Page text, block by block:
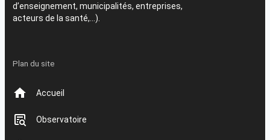
d’enseignement, municipalités, entreprises,
acteurs de la santé,…).
Plan du site
Accueil
Observatoire